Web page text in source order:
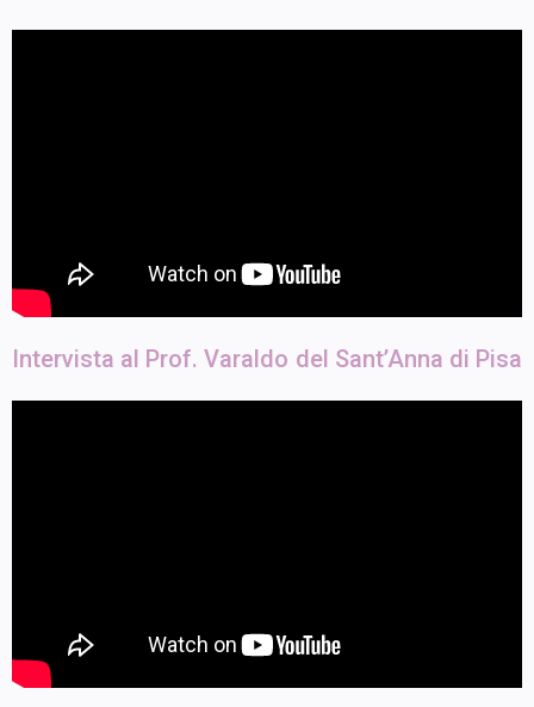
Intervista al Prof. Varaldo del Sant’Anna di Pisa